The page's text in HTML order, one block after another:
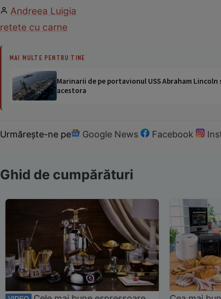
Andreea Luigia
retete cu carne
MAI MULTE PENTRU TINE
Marinarii de pe portavionul USS Abraham
acestora
Urmărește-ne pe Google News Facebook
Ghid de cumpărături